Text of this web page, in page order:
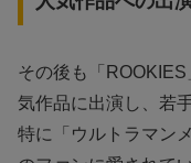
その後も「
気作品に出演し、若
特に「ウルトラマン